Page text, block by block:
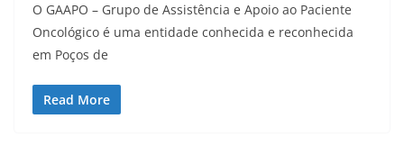
O GAAPO – Grupo de Assistência e Apoio ao Paciente
Oncológico é uma entidade conhecida e reconhecida
em Poços de
Read More